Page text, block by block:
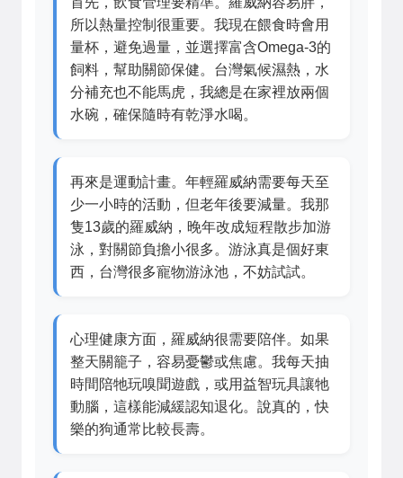
所以熱量控制很重要。我現在餵食時會用
量杯，避免過量，並選擇富含Omega-3的
飼料，幫助關節保健。台灣氣候濕熱，水
分補充也不能馬虎，我總是在家裡放兩個
水碗，確保隨時有乾淨水喝。
再來是運動計畫。年輕羅威納需要每天至
少一小時的活動，但老年後要減量。我那
隻13歲的羅威納，晚年改成短程散步加游
泳，對關節負擔小很多。游泳真是個好東
西，台灣很多寵物游泳池，不妨試試。
心理健康方面，羅威納很需要陪伴。如果
整天關籠子，容易憂鬱或焦慮。我每天抽
時間陪牠玩嗅聞遊戲，或用益智玩具讓牠
動腦，這樣能減緩認知退化。說真的，快
樂的狗通常比較長壽。